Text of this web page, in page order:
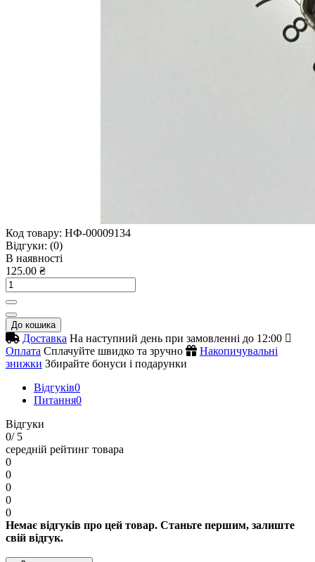
Код товару: НФ-00009134
Відгуки: (0)
В наявності
125.00 ₴
До кошика
Доставка На наступний день при замовленні до 12:00
Оплата Сплачуйте швидко та зручно
Накопичувальні
знижки Збирайте бонуси і подарунки
Відгуків0
Питання0
Відгуки
0/ 5
середній рейтинг товара
0
0
0
0
0
Немає відгуків про цей товар. Станьте першим, залиште
свій відгук.